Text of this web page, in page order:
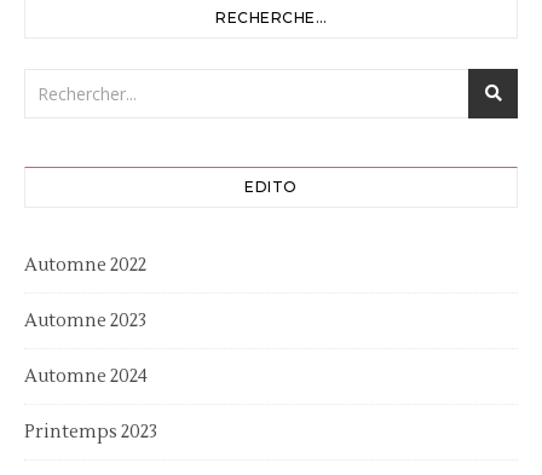
RECHERCHE…
EDITO
Automne 2022
Automne 2023
Automne 2024
Printemps 2023